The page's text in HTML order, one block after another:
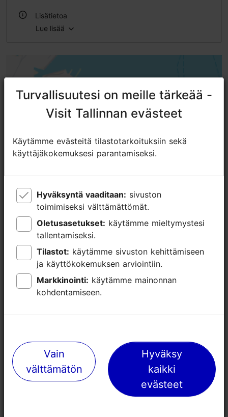
Lisätietoa
WLAN-alue
Lue lisää
Lähellä olevia paikkoja
Turvallisuutesi on meille tärkeää -
Visit Tallinnan evästeet
Käytämme evästeitä tilastotarkoituksiin sekä
käyttäjäkokemuksesi parantamiseksi.
Hyväksyntä vaaditaan:
toimimiseksi välttämättömät.
Oletusasetukset:
tallentamiseksi.
Tilastot:
ja käyttökokemuksen arviointiin.
Markkinointi:
kohdentamiseen.
Vain
välttämätön
Hyväksy
kaikki
evästeet
Turvallisuutesi on meille tärkeää -
Visit Tallinnan evästeet
Käytämme evästeitä tilastotarkoituksiin sekä
käyttäjäkokemuksesi parantamiseksi.
Hyväksyntä vaaditaan:
toimimiseksi välttämättömät.
Oletusasetukset:
tallentamiseksi.
Tilastot:
ja käyttökokemuksen arviointiin.
Markkinointi:
kohdentamiseen.
Vain
välttämätön
Hyväksy
kaikki
evästeet